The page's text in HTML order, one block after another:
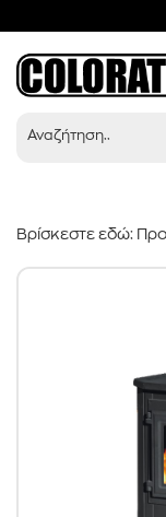
Προϊόντα
Βρίσκεστε εδώ: